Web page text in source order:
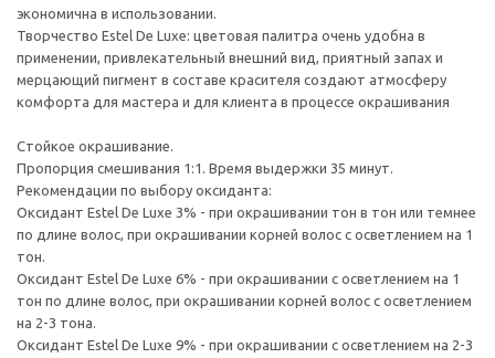
экономична в использовании.
Творчество Estel De Luxe: цветовая палитра очень удобна в
применении, привлекательный внешний вид, приятный запах и
мерцающий пигмент в составе красителя создают атмосферу
комфорта для мастера и для клиента в процессе окрашивания
Стойкое окрашивание.
Пропорция смешивания 1:1. Время выдержки 35 минут.
Рекомендации по выбору оксиданта:
Оксидант Estel De Luxe 3% - при окрашивании тон в тон или темнее
по длине волос, при окрашивании корней волос с осветлением на 1
тон.
Оксидант Estel De Luxe 6% - при окрашивании с осветлением на 1
тон по длине волос, при окрашивании корней волос с осветлением
на 2-3 тона.
Оксидант Estel De Luxe 9% - при окрашивании с осветлением на 2-3